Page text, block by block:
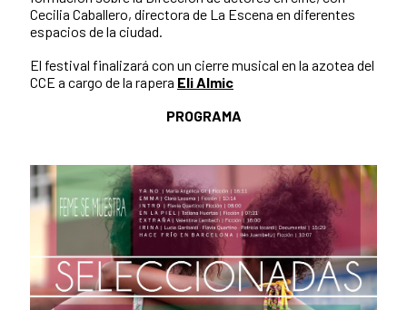
Cecilia Caballero, directora de La Escena en diferentes
espacios de la ciudad.
El festival finalizará con un cierre musical en la azotea del
CCE a cargo de la rapera Eli Almic
PROGRAMA